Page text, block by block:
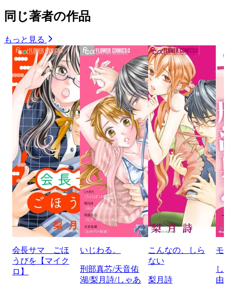
同じ著者の作品
もっと見る
会長サマ ごほ
うびを【マイク
ロ】
いじわる。
刑部真芯/天音佑
湖/梨月詩/しゃあ
こんなの、しら
ない
梨月詩
モ
し
由